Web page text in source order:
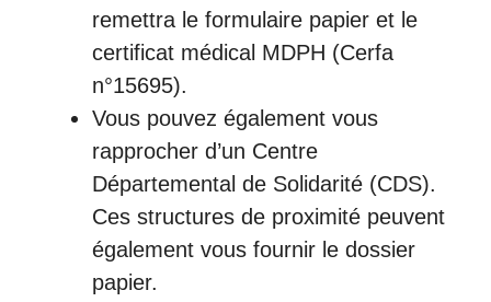
remettra le formulaire papier et le
certificat médical MDPH (Cerfa
n°15695).
Vous pouvez également vous
rapprocher d’un Centre
Départemental de Solidarité (CDS).
Ces structures de proximité peuvent
également vous fournir le dossier
papier.